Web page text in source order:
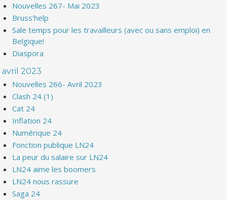
Nouvelles 267- Mai 2023
Bruss'help
Sale temps pour les travailleurs (avec ou sans emploi) en
Belgique!
Diaspora
avril 2023
Nouvelles 266- Avril 2023
Clash 24 (1)
Cat 24
Inflation 24
Numérique 24
Fonction publique LN24
La peur du salaire sur LN24
LN24 aime les boomers
LN24 nous rassure
Saga 24